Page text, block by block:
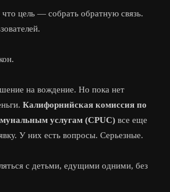
цель — собрать обратную связь.
на вождение. Но пока нет
Калифорнийская комиссия по
услугам (CPUC) все еще
У них есть вопросы. Серьезные.
с детьми, едущими одними, без